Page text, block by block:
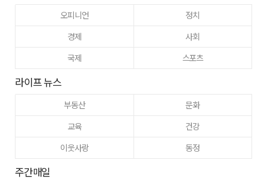
오피니언
정치
경제
사회
국제
스포츠
라이프 뉴스
부동산
문화
교육
건강
이웃사랑
동정
주간매일